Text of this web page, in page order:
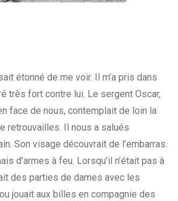
étonné de me voir. Il m’a pris dans
très fort contre lui. Le sergent Oscar,
face de nous, contemplait de loin la
retrouvailles. Il nous a salués
Son visage découvrait de l’embarras.
d’armes à feu. Lorsqu’il n’était pas à
des parties de dames avec les
jouait aux billes en compagnie des